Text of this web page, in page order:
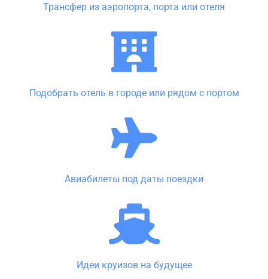
Трансфер из аэропорта, порта или отеля
Подобрать отель в городе или рядом с портом
Авиабилеты под даты поездки
Идеи круизов на будущее